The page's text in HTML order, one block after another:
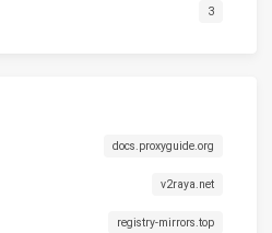
3
docs.proxyguide.org
v2raya.net
registry-mirrors.top